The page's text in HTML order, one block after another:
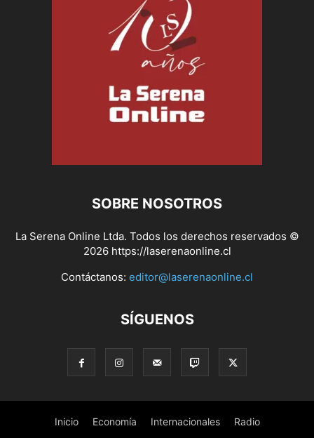
SOBRE NOSOTROS
La Serena Online Ltda. Todos los derechos reservados ©
2026 https://laserenaonline.cl
Contáctanos: editor@laserenaonline.cl
SÍGUENOS
Inicio Economía Internacionales Radio